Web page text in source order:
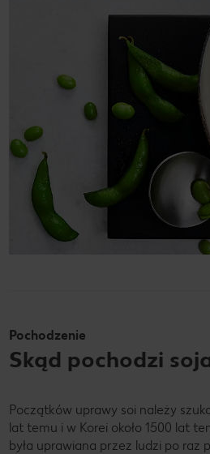
Pochodzenie
Skąd pochodzi
Początków uprawy soi należy
lat temu i w Korei około 1500 lat
była uprawiana przez ludzi po raz